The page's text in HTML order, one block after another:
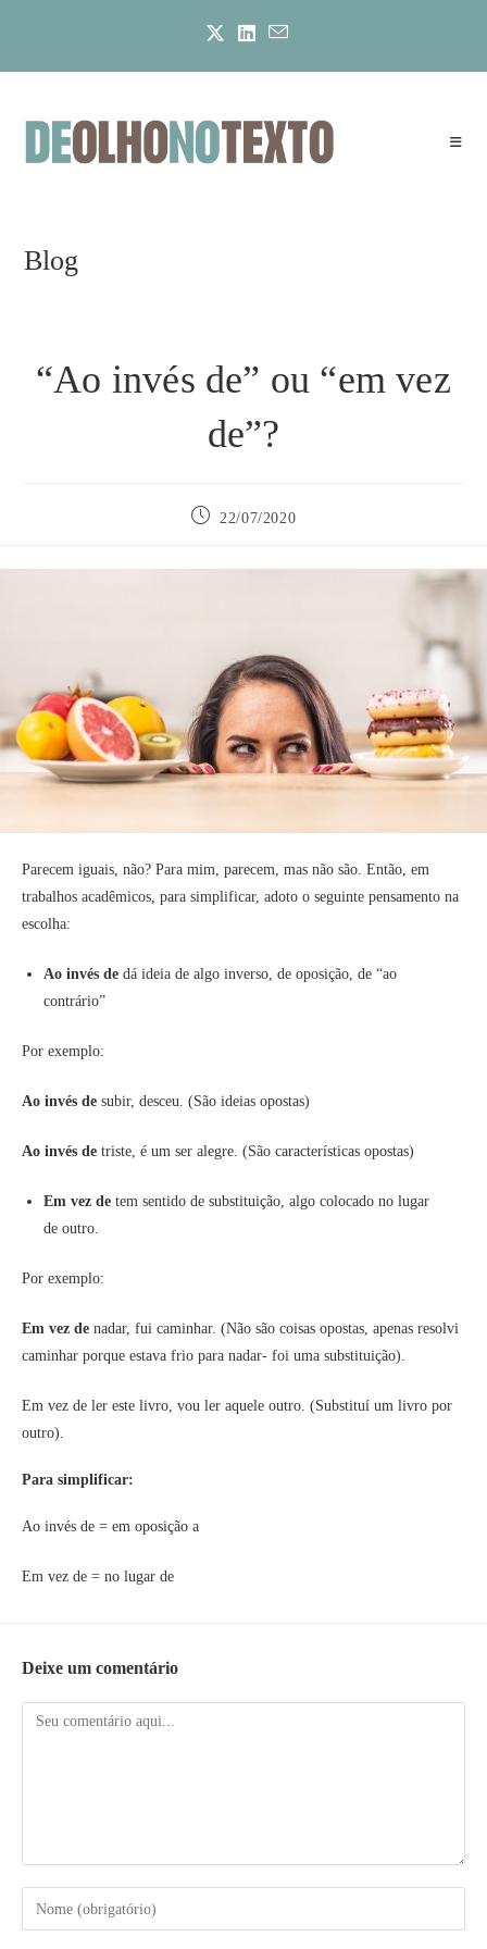
Blog
“Ao invés de” ou “em vez
de”?
Post 22/07/2020
Parecem iguais, não? Para mim, parecem, mas não são. Então, em
trabalhos acadêmicos, para simplificar, adoto o seguinte pensamento na
escolha:
Ao invés de dá ideia de algo inverso, de oposição, de “ao
contrário”
Por exemplo:
Ao invés de subir, desceu. (São ideias opostas)
Ao invés de triste, é um ser alegre. (São características opostas)
Em vez de tem sentido de substituição, algo colocado no lugar
de outro.
Por exemplo:
Em vez de nadar, fui caminhar. (Não são coisas opostas, apenas resolvi
caminhar porque estava frio para nadar- foi uma substituição).
Em vez de ler este livro, vou ler aquele outro. (Substituí um livro por
outro).
Para simplificar:
Ao invés de = em oposição a
Em vez de = no lugar de
Deixe um comentário
Comentário
Digite
seu